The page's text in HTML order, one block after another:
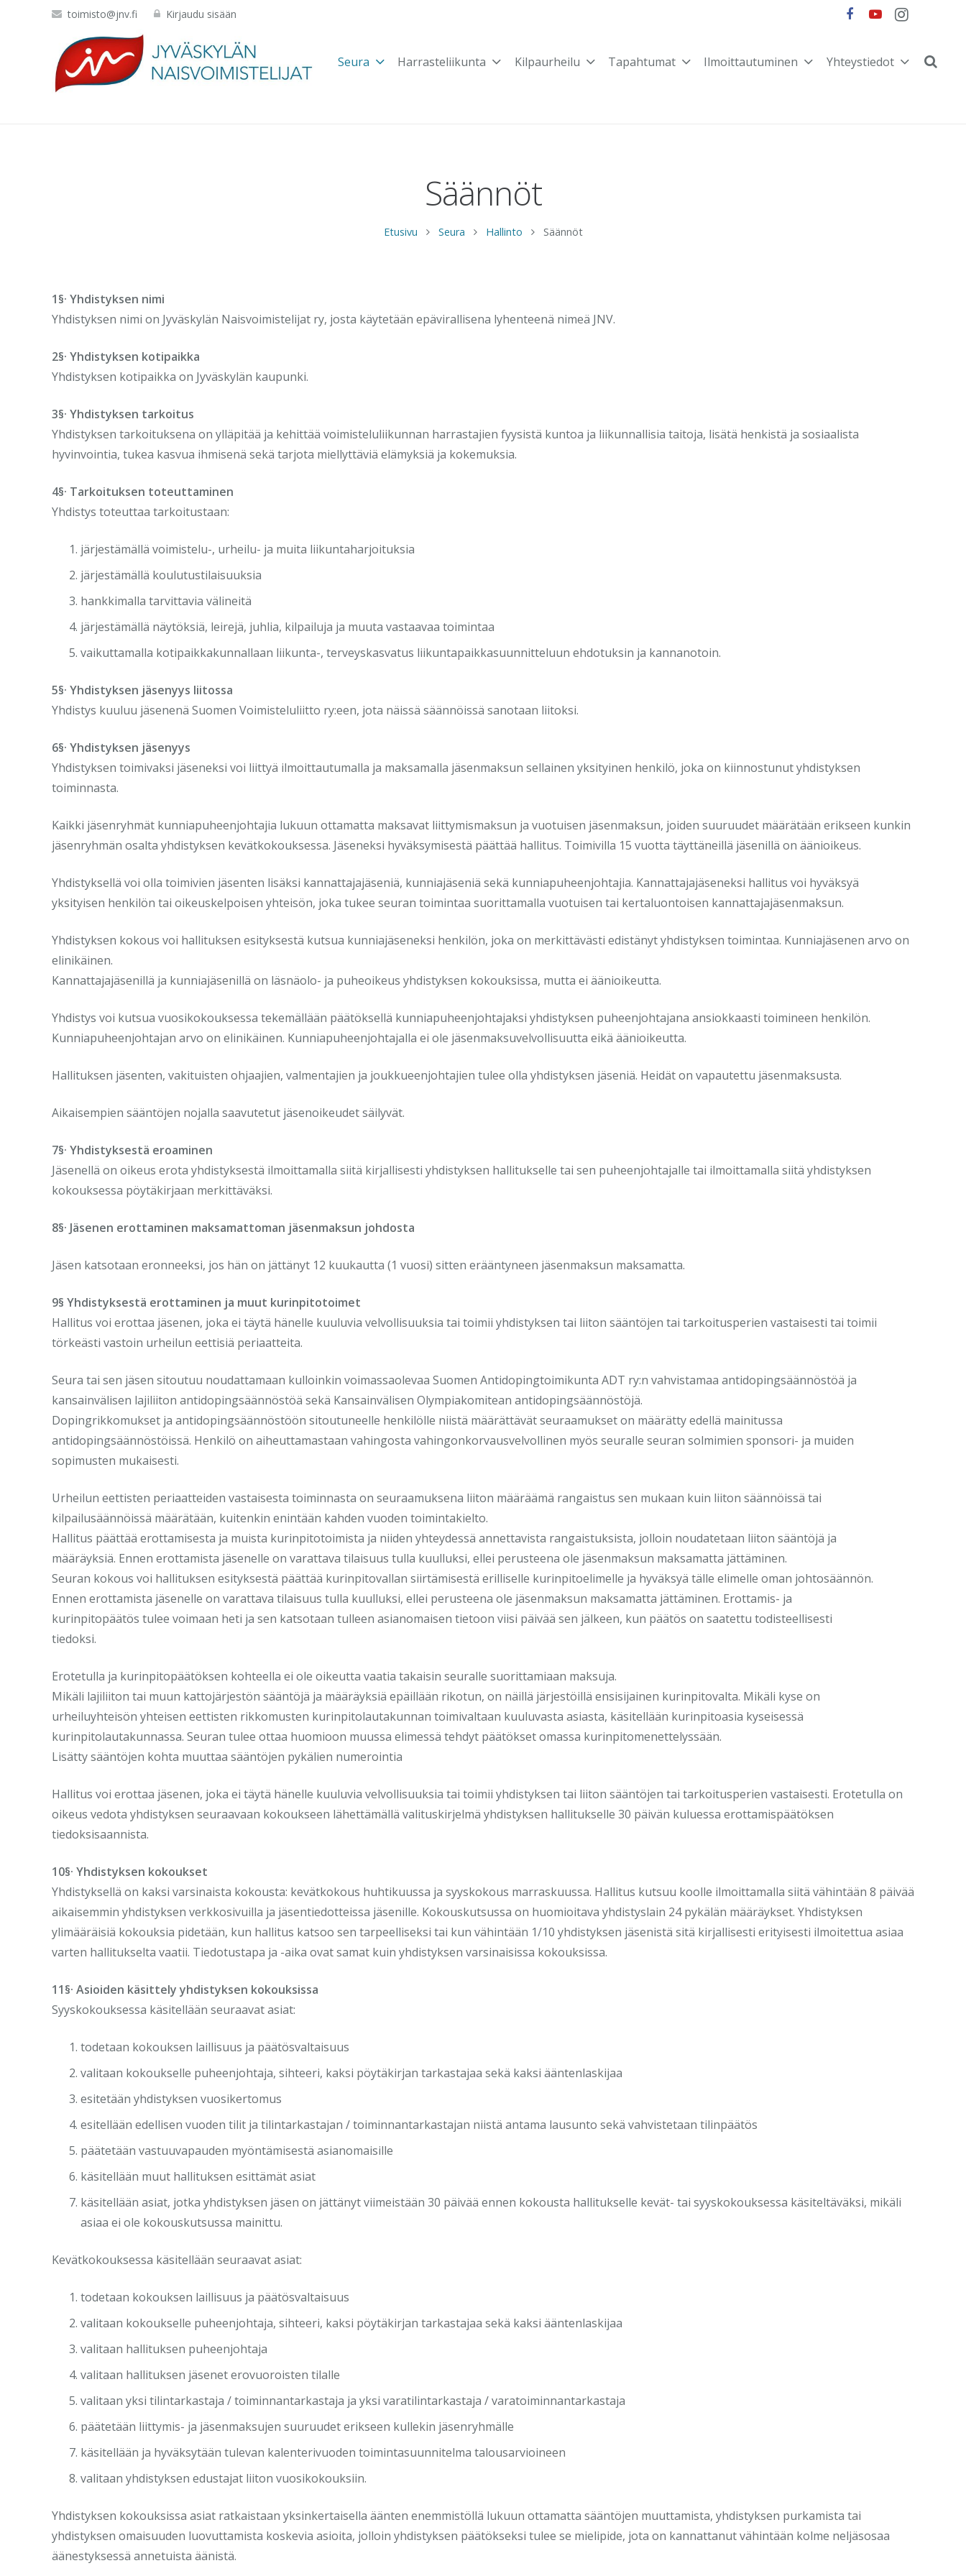
toimisto@jnv.fi Kirjaudu sisään
Seura Harrasteliikunta Kilpaurheilu Tapahtumat Ilmoittautuminen Yhteystiedot
Säännöt
Etusivu Seura Hallinto Säännöt
1§· Yhdistyksen nimi
Yhdistyksen nimi on Jyväskylän Naisvoimistelijat ry, josta käytetään epävirallisena lyhenteenä nimeä JNV.
2§· Yhdistyksen kotipaikka
Yhdistyksen kotipaikka on Jyväskylän kaupunki.
3§· Yhdistyksen tarkoitus
Yhdistyksen tarkoituksena on ylläpitää ja kehittää voimisteluliikunnan harrastajien fyysistä kuntoa ja liikunnallisia taitoja, lisätä henkistä ja sosiaalista
hyvinvointia, tukea kasvua ihmisenä sekä tarjota miellyttäviä elämyksiä ja kokemuksia.
4§· Tarkoituksen toteuttaminen
Yhdistys toteuttaa tarkoitustaan:
järjestämällä voimistelu-, urheilu- ja muita liikuntaharjoituksia
järjestämällä koulutustilaisuuksia
hankkimalla tarvittavia välineitä
järjestämällä näytöksiä, leirejä, juhlia, kilpailuja ja muuta vastaavaa toimintaa
vaikuttamalla kotipaikkakunnallaan liikunta-, terveyskasvatus liikuntapaikkasuunnitteluun ehdotuksin ja kannanotoin.
5§· Yhdistyksen jäsenyys liitossa
Yhdistys kuuluu jäsenenä Suomen Voimisteluliitto ry:een, jota näissä säännöissä sanotaan liitoksi.
6§· Yhdistyksen jäsenyys
Yhdistyksen toimivaksi jäseneksi voi liittyä ilmoittautumalla ja maksamalla jäsenmaksun sellainen yksityinen henkilö, joka on kiinnostunut yhdistyksen
toiminnasta.
Kaikki jäsenryhmät kunniapuheenjohtajia lukuun ottamatta maksavat liittymismaksun ja vuotuisen jäsenmaksun, joiden suuruudet määrätään erikseen kunkin
jäsenryhmän osalta yhdistyksen kevätkokouksessa. Jäseneksi hyväksymisestä päättää hallitus. Toimivilla 15 vuotta täyttäneillä jäsenillä on äänioikeus.
Yhdistyksellä voi olla toimivien jäsenten lisäksi kannattajajäseniä, kunniajäseniä sekä kunniapuheenjohtajia. Kannattajajäseneksi hallitus voi hyväksyä
yksityisen henkilön tai oikeuskelpoisen yhteisön, joka tukee seuran toimintaa suorittamalla vuotuisen tai kertaluontoisen kannattajajäsenmaksun.
Yhdistyksen kokous voi hallituksen esityksestä kutsua kunniajäseneksi henkilön, joka on merkittävästi edistänyt yhdistyksen toimintaa. Kunniajäsenen arvo on
elinikäinen.
Kannattajajäsenillä ja kunniajäsenillä on läsnäolo- ja puheoikeus yhdistyksen kokouksissa, mutta ei äänioikeutta.
Yhdistys voi kutsua vuosikokouksessa tekemällään päätöksellä kunniapuheenjohtajaksi yhdistyksen puheenjohtajana ansiokkaasti toimineen henkilön.
Kunniapuheenjohtajan arvo on elinikäinen. Kunniapuheenjohtajalla ei ole jäsenmaksuvelvollisuutta eikä äänioikeutta.
Hallituksen jäsenten, vakituisten ohjaajien, valmentajien ja joukkueenjohtajien tulee olla yhdistyksen jäseniä. Heidät on vapautettu jäsenmaksusta.
Aikaisempien sääntöjen nojalla saavutetut jäsenoikeudet säilyvät.
7§· Yhdistyksestä eroaminen
Jäsenellä on oikeus erota yhdistyksestä ilmoittamalla siitä kirjallisesti yhdistyksen hallitukselle tai sen puheenjohtajalle tai ilmoittamalla siitä yhdistyksen
kokouksessa pöytäkirjaan merkittäväksi.
8§· Jäsenen erottaminen maksamattoman jäsenmaksun johdosta
Jäsen katsotaan eronneeksi, jos hän on jättänyt 12 kuukautta (1 vuosi) sitten erääntyneen jäsenmaksun maksamatta.
9§ Yhdistyksestä erottaminen ja muut kurinpitotoimet
Hallitus voi erottaa jäsenen, joka ei täytä hänelle kuuluvia velvollisuuksia tai toimii yhdistyksen tai liiton sääntöjen tai tarkoitusperien vastaisesti tai toimii
törkeästi vastoin urheilun eettisiä periaatteita.
Seura tai sen jäsen sitoutuu noudattamaan kulloinkin voimassaolevaa Suomen Antidopingtoimikunta ADT ry:n vahvistamaa antidopingsäännöstöä ja
kansainvälisen lajiliiton antidopingsäännöstöä sekä Kansainvälisen Olympiakomitean antidopingsäännöstöjä.
Dopingrikkomukset ja antidopingsäännöstöön sitoutuneelle henkilölle niistä määrättävät seuraamukset on määrätty edellä mainitussa
antidopingsäännöstöissä. Henkilö on aiheuttamastaan vahingosta vahingonkorvausvelvollinen myös seuralle seuran solmimien sponsori- ja muiden
sopimusten mukaisesti.
Urheilun eettisten periaatteiden vastaisesta toiminnasta on seuraamuksena liiton määräämä rangaistus sen mukaan kuin liiton säännöissä tai
kilpailusäännöissä määrätään, kuitenkin enintään kahden vuoden toimintakielto.
Hallitus päättää erottamisesta ja muista kurinpitotoimista ja niiden yhteydessä annettavista rangaistuksista, jolloin noudatetaan liiton sääntöjä ja
määräyksiä. Ennen erottamista jäsenelle on varattava tilaisuus tulla kuulluksi, ellei perusteena ole jäsenmaksun maksamatta jättäminen.
Seuran kokous voi hallituksen esityksestä päättää kurinpitovallan siirtämisestä erilliselle kurinpitoelimelle ja hyväksyä tälle elimelle oman johtosäännön.
Ennen erottamista jäsenelle on varattava tilaisuus tulla kuulluksi, ellei perusteena ole jäsenmaksun maksamatta jättäminen. Erottamis- ja
kurinpitopäätös tulee voimaan heti ja sen katsotaan tulleen asianomaisen tietoon viisi päivää sen jälkeen, kun päätös on saatettu todisteellisesti
tiedoksi.
Erotetulla ja kurinpitopäätöksen kohteella ei ole oikeutta vaatia takaisin seuralle suorittamiaan maksuja.
Mikäli lajiliiton tai muun kattojärjestön sääntöjä ja määräyksiä epäillään rikotun, on näillä järjestöillä ensisijainen kurinpitovalta. Mikäli kyse on
urheiluyhteisön yhteisen eettisten rikkomusten kurinpitolautakunnan toimivaltaan kuuluvasta asiasta, käsitellään kurinpitoasia kyseisessä
kurinpitolautakunnassa. Seuran tulee ottaa huomioon muussa elimessä tehdyt päätökset omassa kurinpitomenettelyssään.
Lisätty sääntöjen kohta muuttaa sääntöjen pykälien numerointia
Hallitus voi erottaa jäsenen, joka ei täytä hänelle kuuluvia velvollisuuksia tai toimii yhdistyksen tai liiton sääntöjen tai tarkoitusperien vastaisesti. Erotetulla on
oikeus vedota yhdistyksen seuraavaan kokoukseen lähettämällä valituskirjelmä yhdistyksen hallitukselle 30 päivän kuluessa erottamispäätöksen
tiedoksisaannista.
10§· Yhdistyksen kokoukset
Yhdistyksellä on kaksi varsinaista kokousta: kevätkokous huhtikuussa ja syyskokous marraskuussa. Hallitus kutsuu koolle ilmoittamalla siitä vähintään 8 päivää
aikaisemmin yhdistyksen verkkosivuilla ja jäsentiedotteissa jäsenille. Kokouskutsussa on huomioitava yhdistyslain 24 pykälän määräykset. Yhdistyksen
ylimääräisiä kokouksia pidetään, kun hallitus katsoo sen tarpeelliseksi tai kun vähintään 1/10 yhdistyksen jäsenistä sitä kirjallisesti erityisesti ilmoitettua asiaa
varten hallitukselta vaatii. Tiedotustapa ja -aika ovat samat kuin yhdistyksen varsinaisissa kokouksissa.
11§· Asioiden käsittely yhdistyksen kokouksissa
Syyskokouksessa käsitellään seuraavat asiat:
todetaan kokouksen laillisuus ja päätösvaltaisuus
valitaan kokoukselle puheenjohtaja, sihteeri, kaksi pöytäkirjan tarkastajaa sekä kaksi ääntenlaskijaa
esitetään yhdistyksen vuosikertomus
esitellään edellisen vuoden tilit ja tilintarkastajan / toiminnantarkastajan niistä antama lausunto sekä vahvistetaan tilinpäätös
päätetään vastuuvapauden myöntämisestä asianomaisille
käsitellään muut hallituksen esittämät asiat
käsitellään asiat, jotka yhdistyksen jäsen on jättänyt viimeistään 30 päivää ennen kokousta hallitukselle kevät- tai syyskokouksessa käsiteltäväksi, mikäli
asiaa ei ole kokouskutsussa mainittu.
Kevätkokouksessa käsitellään seuraavat asiat:
todetaan kokouksen laillisuus ja päätösvaltaisuus
valitaan kokoukselle puheenjohtaja, sihteeri, kaksi pöytäkirjan tarkastajaa sekä kaksi ääntenlaskijaa
valitaan hallituksen puheenjohtaja
valitaan hallituksen jäsenet erovuoroisten tilalle
valitaan yksi tilintarkastaja / toiminnantarkastaja ja yksi varatilintarkastaja / varatoiminnantarkastaja
päätetään liittymis- ja jäsenmaksujen suuruudet erikseen kullekin jäsenryhmälle
käsitellään ja hyväksytään tulevan kalenterivuoden toimintasuunnitelma talousarvioineen
valitaan yhdistyksen edustajat liiton vuosikokouksiin.
Yhdistyksen kokouksissa asiat ratkaistaan yksinkertaisella äänten enemmistöllä lukuun ottamatta sääntöjen muuttamista, yhdistyksen purkamista tai
yhdistyksen omaisuuden luovuttamista koskevia asioita, jolloin yhdistyksen päätökseksi tulee se mielipide, jota on kannattanut vähintään kolme neljäsosaa
äänestyksessä annetuista äänistä.